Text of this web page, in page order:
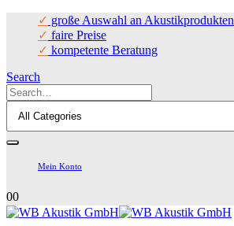
✓ große Auswahl an Akustikprodukten
✓ faire Preise
✓ kompetente Beratung
Search
Mein Konto
00